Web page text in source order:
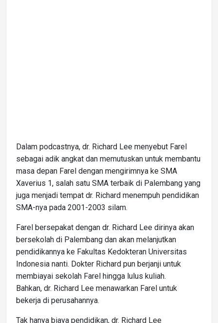
Dalam podcastnya, dr. Richard Lee menyebut Farel
sebagai adik angkat dan memutuskan untuk membantu
masa depan Farel dengan mengirimnya ke SMA
Xaverius 1, salah satu SMA terbaik di Palembang yang
juga menjadi tempat dr. Richard menempuh pendidikan
SMA-nya pada 2001-2003 silam.
Farel bersepakat dengan dr. Richard Lee dirinya akan
bersekolah di Palembang dan akan melanjutkan
pendidikannya ke Fakultas Kedokteran Universitas
Indonesia nanti. Dokter Richard pun berjanji untuk
membiayai sekolah Farel hingga lulus kuliah.
Bahkan, dr. Richard Lee menawarkan Farel untuk
bekerja di perusahannya.
Tak hanya biaya pendidikan, dr. Richard Lee